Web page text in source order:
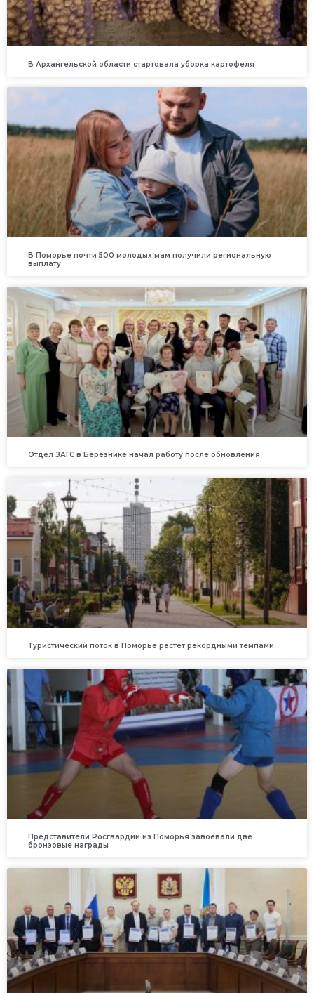
В Архангельской области стартовала уборка картофеля
В Поморье почти 500 молодых мам получили региональную
выплату
Отдел ЗАГС в Березнике начал работу после обновления
Туристический поток в Поморье растет рекордными темпами
Представители Росгвардии из Поморья завоевали две
бронзовые награды